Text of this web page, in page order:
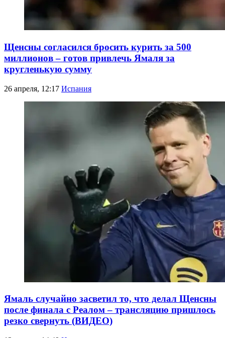
Щенсны согласился бросить курить за 500
миллионов – готов привлечь Ямаля за
кругленькую сумму
26 апреля, 12:17 Испания
Ямаль случайно засветил то, что делал Щенсны
после финала с Реалом – трансляцию пришлось
резко свернуть (ВИДЕО)